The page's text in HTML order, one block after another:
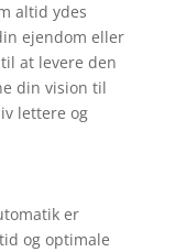
altid ydes
ejendom eller
at levere den
din vision til
lettere og
er
og optimale